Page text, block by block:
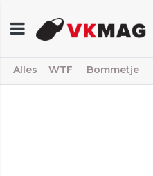
Alles WTF Bommetje